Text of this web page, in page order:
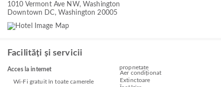
1010 Vermont Ave NW, Washington
Downtown DC, Washington 20005
Facilități și servicii
Acces la internet
Wi-Fi gratuit în toate camerele
proprietate
Aer condiționat
Extinctoare